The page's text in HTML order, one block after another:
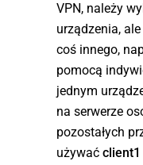
VPN, należy
urządzenia,
coś innego,
pomocą
jednym
na serwerze
pozostałych
używać client1